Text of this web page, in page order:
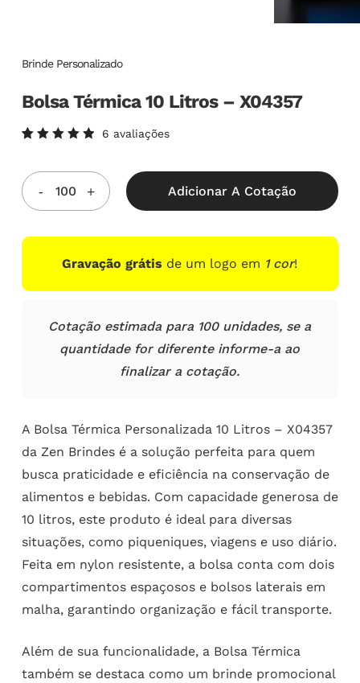
Brinde Personalizado
Bolsa Térmica 10 Litros – X04357
5.00de
5, com
baseado
em
clientes
6 avaliações
Adicionar A Cotação
Gravação grátis de um logo em 1 cor!
Cotação estimada para 100 unidades, se a
quantidade for diferente informe-a ao
finalizar a cotação.
A Bolsa Térmica Personalizada 10 Litros – X04357
da Zen Brindes é a solução perfeita para quem
busca praticidade e eficiência na conservação de
alimentos e bebidas. Com capacidade generosa de
10 litros, este produto é ideal para diversas
situações, como piqueniques, viagens e uso diário.
Feita em nylon resistente, a bolsa conta com dois
compartimentos espaçosos e bolsos laterais em
malha, garantindo organização e fácil transporte.
Além de sua funcionalidade, a Bolsa Térmica
também se destaca como um brinde promocional